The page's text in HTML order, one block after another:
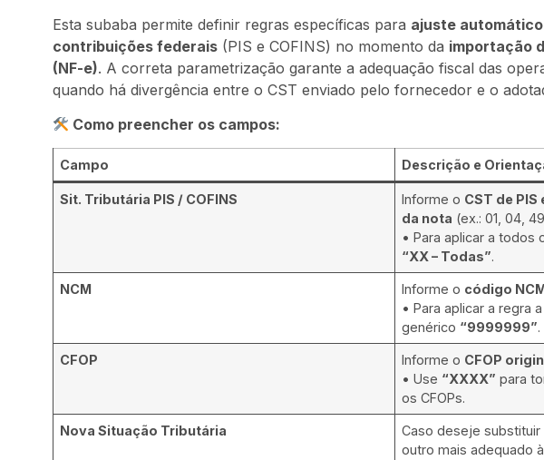
Esta subaba permite definir regras específicas para ajuste
contribuições federais(PIS e COFINS) no momento da importação
(NF-e). A correta parametrização garante a adequação fiscal das
quando há divergência entre o CST enviado pelo fornecedor e o
Como preencher os campos:
Campo Descrição e
Sit. Tributária PIS / COFINS Informe o CST de PIS
da nota (ex.: 01, 04,
• Para aplicar a todos
“XX – Todas”.
NCM Informe o código
• Para aplicar a regra
genérico “9999999”.
CFOP Informe o CFOP
• Use “XXXX” para
os CFOPs.
Nova Situação Tributária
Caso deseje substituir
outro mais adequado